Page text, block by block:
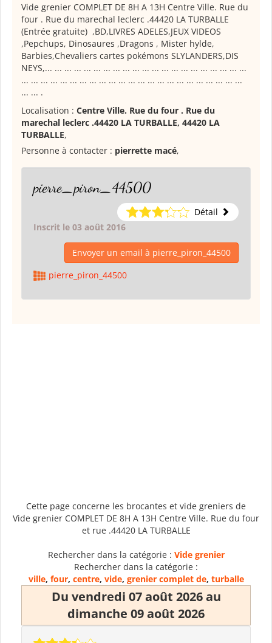
Vide grenier COMPLET DE 8H A 13H Centre Ville. Rue du
four . Rue du marechal leclerc .44420 LA TURBALLE
(Entrée gratuite) ,BD,LIVRES ADELES,JEUX VIDEOS
,Pepchups, Dinosaures ,Dragons , Mister hylde,
Barbies,Chevaliers cartes pokémons SLYLANDERS,DIS
NEYS,... ... ... ... ... ... ... ... ... ... ... ... ... ... ... ... ... ... ... ... ...
... ... ... ... ... ... ... ... ... ... ... ... ... ... ... ... ... ... ... ... ... ... ...
... ... .
Localisation : Centre Ville. Rue du four . Rue du
marechal leclerc .44420 LA TURBALLE, 44420 LA
TURBALLE,
Personne à contacter : pierrette macé,
pierre_piron_44500
Détail
Inscrit le 03 août 2016
Envoyer un email à pierre_piron_44500
pierre_piron_44500
Cette page concerne les brocantes et vide greniers de
Vide grenier COMPLET DE 8H A 13H Centre Ville. Rue du four
et rue .44420 LA TURBALLE
Rechercher dans la catégorie : Vide grenier
Rechercher dans la catégorie :
ville, four, centre, vide, grenier complet de, turballe
Du vendredi 07 août 2026 au
dimanche 09 août 2026